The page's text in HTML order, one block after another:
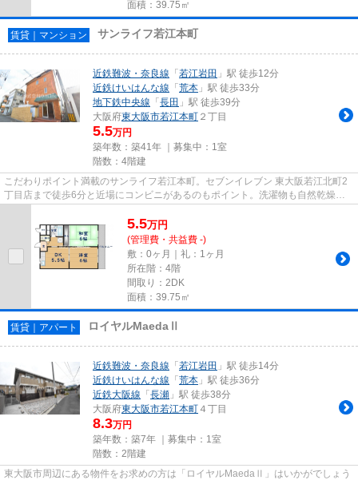
面積：39.75㎡
賃貸｜マンション サンライフ若江本町
近鉄難波・奈良線 「若江岩田 」駅 徒歩12分
近鉄けいはんな線 「荒本 」駅 徒歩33分
地下鉄中央線 「長田 」駅 徒歩39分
大阪府東大阪市若江本町 ２丁目
5.5万円
築年数：築41年 ｜募集中： 1室
階数：4階建
こだわりポイント満載のサンライフ若江本町。セブンイレブン 東大阪若江北町2
丁目店まで徒歩6分と近場にコンビニがあるのもポイント。洗濯物も自然乾燥で
すぐ乾く通風良好な間取りの物...
5.5万円
(管理費・共益費 -)
敷：0ヶ月｜礼：1ヶ月
所在階：4階
間取り：2DK
面積：39.75㎡
賃貸｜アパート ロイヤルMaedaⅡ
近鉄難波・奈良線 「若江岩田 」駅 徒歩14分
近鉄けいはんな線 「荒本 」駅 徒歩36分
近鉄大阪線 「長瀬 」駅 徒歩38分
大阪府東大阪市若江本町 ４丁目
8.3万円
築年数：築7年 ｜募集中： 1室
階数：2階建
東大阪市周辺にある物件をお求めの方は「ロイヤルMaedaⅡ」はいかがでしょう